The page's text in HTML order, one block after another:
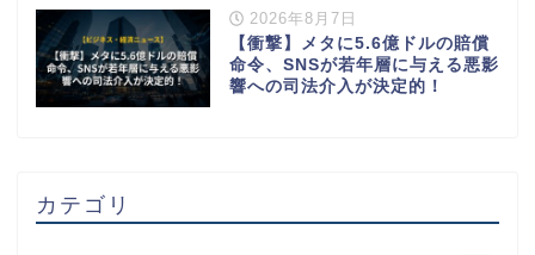
2026年8月7日
【衝撃】メタに5.6億ドルの賠償
命令、SNSが若年層に与える悪影
響への司法介入が決定的！
カテゴリ